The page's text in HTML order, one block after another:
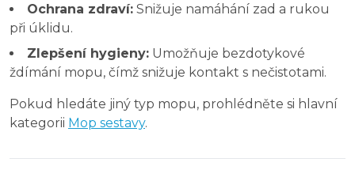
Ochrana zdraví: Snižuje namáhání zad a rukou
při úklidu.
Zlepšení hygieny: Umožňuje bezdotykové
ždímání mopu, čímž snižuje kontakt s nečistotami.
Pokud hledáte jiný typ mopu, prohlédněte si hlavní
kategorii Mop sestavy.